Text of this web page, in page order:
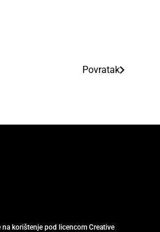
Povratak
na korištenje pod licencom Creative